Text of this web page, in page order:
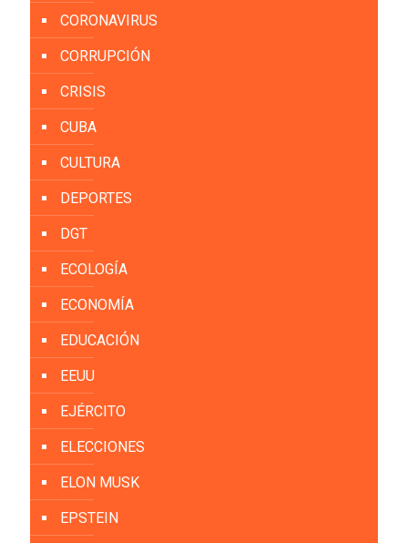
CORONAVIRUS
CORRUPCIÓN
CRISIS
CUBA
CULTURA
DEPORTES
DGT
ECOLOGÍA
ECONOMÍA
EDUCACIÓN
EEUU
EJÉRCITO
ELECCIONES
ELON MUSK
EPSTEIN